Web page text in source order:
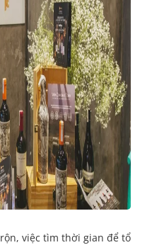
việc tìm thời gian để tổ